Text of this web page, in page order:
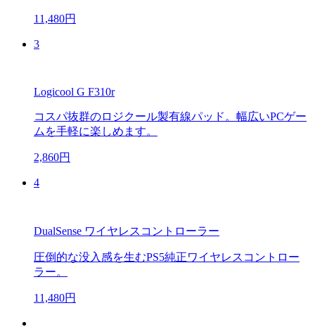
11,480円
3
Logicool G F310r
コスパ抜群のロジクール製有線パッド。幅広いPCゲー
ムを手軽に楽しめます。
2,860円
4
DualSense ワイヤレスコントローラー
圧倒的な没入感を生むPS5純正ワイヤレスコントロー
ラー。
11,480円